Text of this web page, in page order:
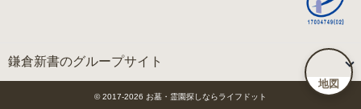
地図
鎌倉新書のグループサイト
「Life.（ライフドット）」関連サイト
© 2017-2026 お墓・霊園探しならライフドット